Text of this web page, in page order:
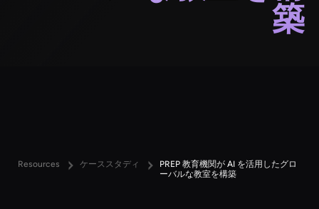
築
Resources ケーススタディ
PREP 教育機関が AI を活用したグロ
ーバルな教室を構築